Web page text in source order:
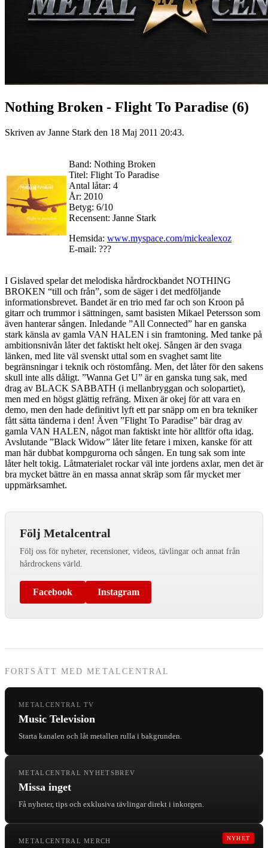
Nothing Broken - Flight To Paradise (6)
Skriven av Janne Stark den 18 Maj 2011 20:43.
Band: Nothing Broken
Titel: Flight To Paradise
Antal låtar: 4
År: 2010
Betyg: 6/10
Recensent: Janne Stark
Hemsida: www.myspace.com/mickealexoz
E-mail: ???
I Gislaved spelar det melodiska hårdrockbandet NOTHING
BROKEN “till och från”, som de säger i det medföljande
informationsbrevet. Bandet är en trio med far och son Kroon på
gitarr och trummor i sättningen, samt basisten Mikael Petersson som
även hanterar sången. Inledande ”All Connected” har en ganska
stark känsla av gamla VAN HALEN i sin framtoning. Med tanke på
ambitionsnivån låter det faktiskt helt okej. Sången är den svaga
länken, med lite väl svenskt uttal som en svaghet samt lite
begränsningar i teknik och röstomfång. Men, det låter för den sakens
skull inte alls dåligt. ”Wanna Get U” är en ganska tung sak, med
drag av BLACK SABBATH (i mellanbryggan och solopartiet),
men med en högst glättig refräng. Mixen är okej för att vara en
demo, men den hade definitivt lyft ett par snäpp om en bra tekniker
fått sätta tänderna i den! Även ”Flight To Paradise” bär drag av
gamla VAN HALEN, något man faktiskt inte hör alltför ofta idag.
Avslutande ”Black Widow” låter lite fetare i mixen, kanske för att
man här dubbat kompgurorna och sången. En tung sak som inte
låter helt tokig. Låtmaterialet rockar väl inte jordens axlar, men det är
bra mycket bättre än en massa annat skräp som får mycket mer
uppmärksamhet.
Följ Metalcentral
Följ oss för nyheter, recensioner, videos, tävlingar och annat från
hårdrockens värld.
Facebook Instagram
FORTSÄTT MED METALCENTRAL
METALCENTRAL TV
Music Television
Starta kanalen och låt metallen rulla i bakgrunden.
METALCENTRAL NYHETSBREV
Missa inget
Få nyheter, tips och exklusiva tävlingar direkt i inkorgen.
NYHET
METALCENTRAL MERCH